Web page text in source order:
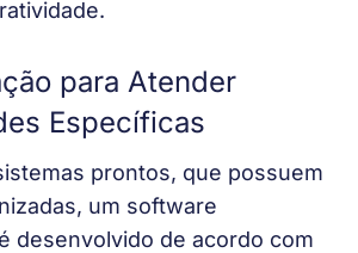
para Atender
Específicas
prontos, que possuem
um software
desenvolvido de acordo com